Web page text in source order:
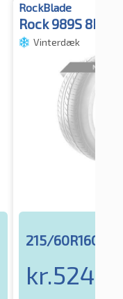
RockBlade
Rock 989S 8PR
Vinterdæk
215/60R16C
kr.